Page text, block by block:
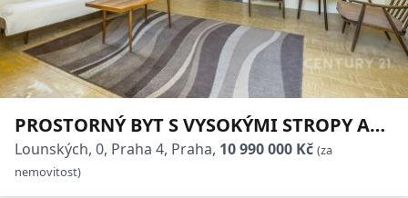
PROSTORNÝ BYT S VYSOKÝMI STROPY A
POTENCIÁLEM PRO VAŠE NÁPADY -
LOUNSKÝCH, NUSLE
Lounských, 0, Praha 4, Praha, 10 990 000 Kč (za
nemovitost)